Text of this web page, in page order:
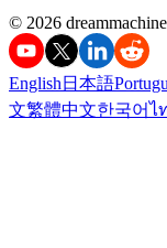
©️ 2026
English 日本語
文繁體中文한국어ไ